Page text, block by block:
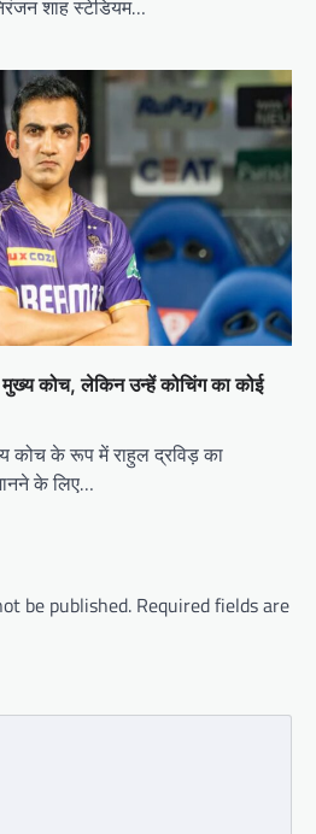
शाह स्टेडियम…
मुख्य कोच, लेकिन उन्हें कोचिंग का कोई
कोच के रूप में राहुल द्रविड़ का
के लिए…
be published. Required fields are